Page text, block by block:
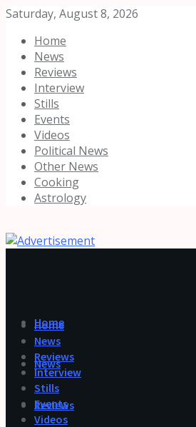
Saturday, August 8, 2026
Home
News
Reviews
Interview
Stills
Events
Videos
Political News
Other News
Cooking
Astrology
Home
News
Reviews
Home
News
Reviews
Interview
Stills
Events
Videos